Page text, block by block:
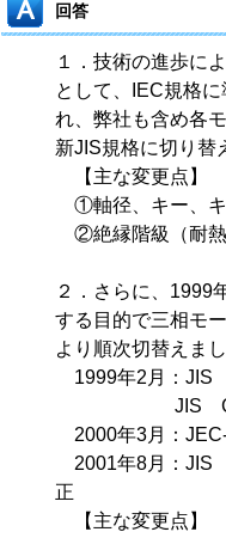
回答
１．技術の進歩に
として、IEC規格
れ、弊社も含め各
新JIS規格に切り替
【主な変更点】
①軸径、キー、キ
②絶縁階級（耐熱
２．さらに、1999
する目的で三相モ
より順次切替えまし
1999年2月：JIS
JIS C 4034-
2000年3月：
2001年8月：JIS
正
【主な変更点】